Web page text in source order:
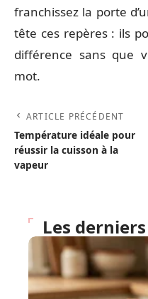
franchissez la porte
tête ces repères : ils
différence sans que
mot.
ARTICLE PRÉCÉDENT
Température idéale pour
réussir la cuisson à la
vapeur
Les